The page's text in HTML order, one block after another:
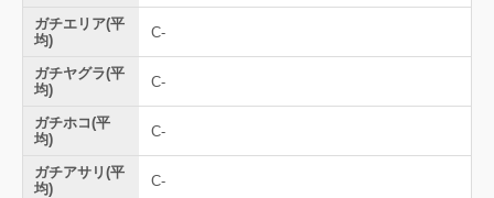
ガチエリア(平
均)
C-
ガチヤグラ(平
均)
C-
ガチホコ(平
均)
C-
ガチアサリ(平
均)
C-